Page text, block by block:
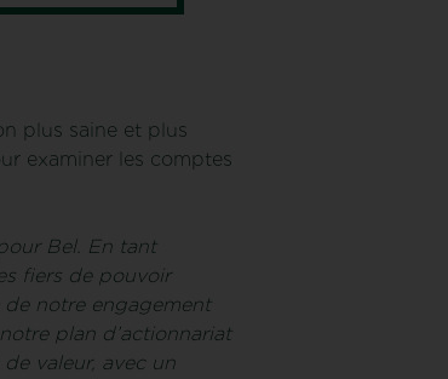
plus saine et plus
examiner les comptes
Bel. En tant
fiers de pouvoir
de notre engagement
plan d’actionnariat
valeur, avec un